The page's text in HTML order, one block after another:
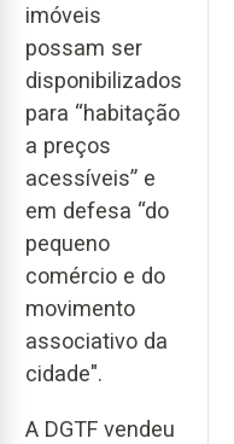
imóveis
possam ser
disponibilizados
para “habitação
a preços
acessíveis” e
em defesa “do
pequeno
comércio e do
movimento
associativo da
cidade".
A DGTF vendeu